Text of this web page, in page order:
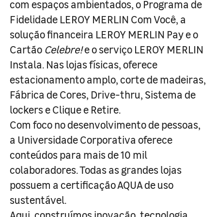
com espaços ambientados, o Programa de
Fidelidade LEROY MERLIN Com Você, a
solução financeira LEROY MERLIN Pay e o
Cartão Celebre!e o serviço LEROY MERLIN
Instala. Nas lojas físicas, oferece
estacionamento amplo, corte de madeiras,
Fábrica de Cores, Drive-thru, Sistema de
lockers e Clique e Retire.
Com foco no desenvolvimento de pessoas,
a Universidade Corporativa oferece
conteúdos para mais de 10 mil
colaboradores. Todas as grandes lojas
possuem a certificação AQUA de uso
sustentável.